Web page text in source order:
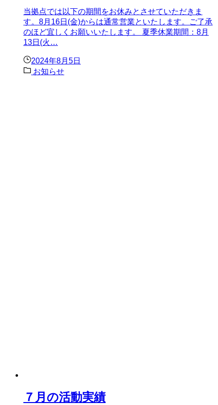
当拠点では以下の期間をお休みとさせていただきま
す。8月16日(金)からは通常営業といたします。ご了承
のほど宜しくお願いいたします。 夏季休業期間：8月
13日(火…
2024年8月5日
お知らせ
７月の活動実績